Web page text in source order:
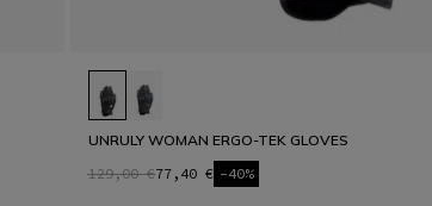
UNRULY WOMAN ERGO-TEK GLOVES
129,00 €77,40 € -40%